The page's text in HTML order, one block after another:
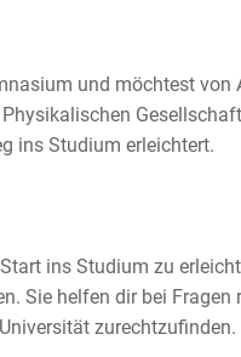
und möchtest von
ins Studium erleichtert.
ins Studium zu
Sie helfen dir bei Fragen
zurechtzufinden.